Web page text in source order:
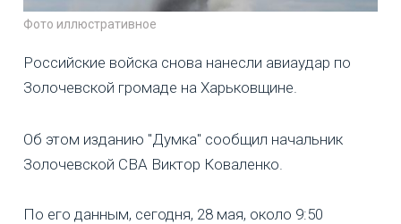
Фото иллюстративное
Российские войска снова нанесли авиаудар по
Золочевской громаде на Харьковщине.
Об этом изданию "Думка" сообщил начальник
Золочевской СВА Виктор Коваленко.
По его данным, сегодня, 28 мая, около 9:50